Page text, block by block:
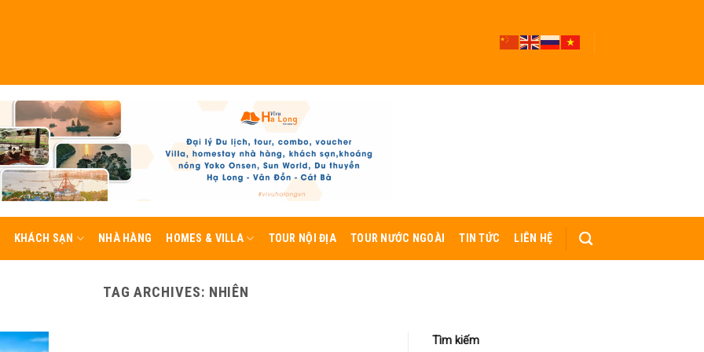
KHÁCH SẠN NHÀ HÀNG HOMES & VILLA TOUR NỘI ĐỊA TOUR NƯỚC NGOÀI TIN TỨC LIÊN HỆ
TAG ARCHIVES: NHIÊN
Tìm kiếm